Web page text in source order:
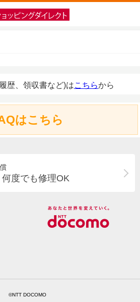
歴、領収書など)はこちらから
はこちら
何度でも修理OK
©NTT DOCOMO